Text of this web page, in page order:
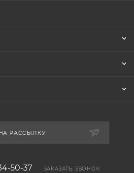
РАССЫЛКУ
50-37 ЗАКАЗАТЬ ЗВОНОК